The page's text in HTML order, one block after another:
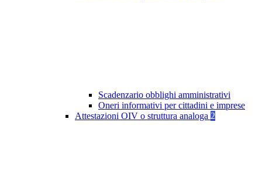
Scadenzario obblighi amministrativi
Oneri informativi per cittadini e imprese
Attestazioni OIV o struttura analoga 2